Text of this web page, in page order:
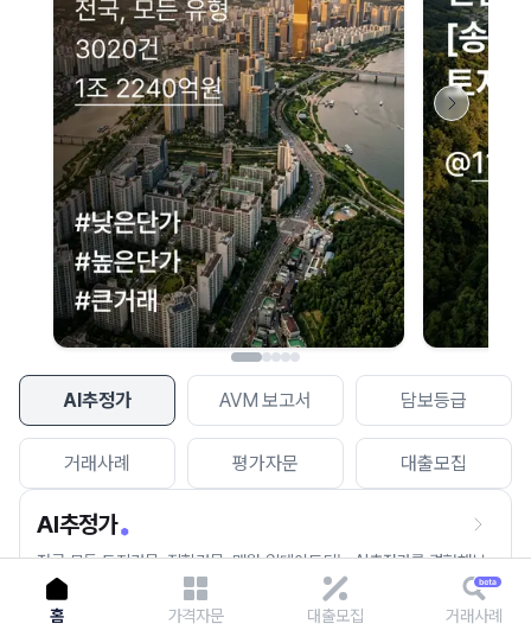
AI추정가 AVM 보고서 담보등급
거래사례 평가자문 대출모집
AI추정가
전국 모든 토지건물, 집합건물, 매월 업데이트되는 AI추정가를 경험해보
세요.
네이버 지도 연결 안내
현재 네이버 지도 연결이 원활하지 않아 지도를 불러올 수 없습니다.
이용에 불편을 드려 죄송합니다.
다시 시도
홈 가격자문 대출모집 거래사례